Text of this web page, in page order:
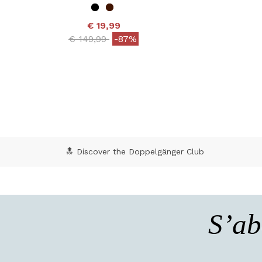
€ 19,99
Price reduced from
€ 149,99to-87%
🔝 Discover the Doppelgänger Club